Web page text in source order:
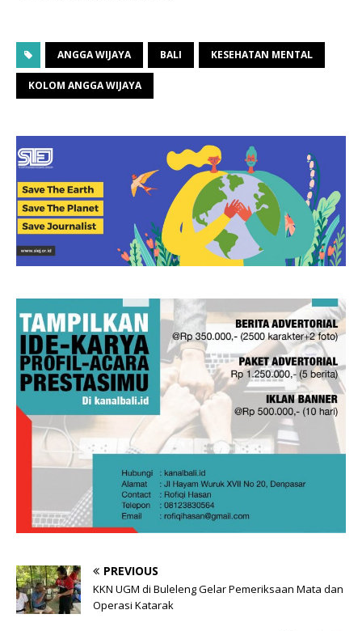
ANGGA WIJAYA BALI KESEHATAN MENTAL
KOLOM ANGGA WIJAYA
PREVIOUS
KKN UGM di Buleleng Gelar Pemeriksaan Mata dan
Operasi Katarak